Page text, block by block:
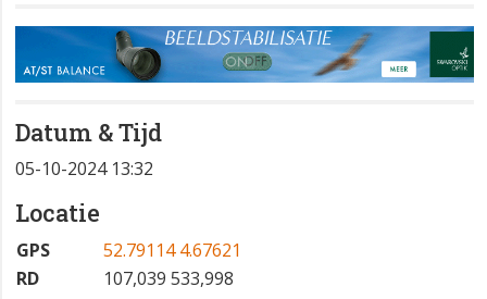
Datum & Tijd
05-10-2024 13:32
Locatie
GPS
52.79114 4.67621
RD
107,039 533,998